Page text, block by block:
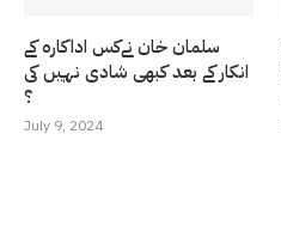
سلمان خان نےکس اداکارہ کے
انکار کے بعد کبھی شادی نہیں کی
؟
July 9, 2024